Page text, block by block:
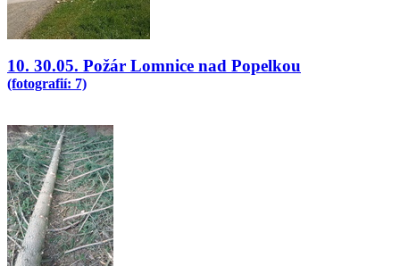
10. 30.05. Požár Lomnice nad Popelkou
(fotografií: 7)